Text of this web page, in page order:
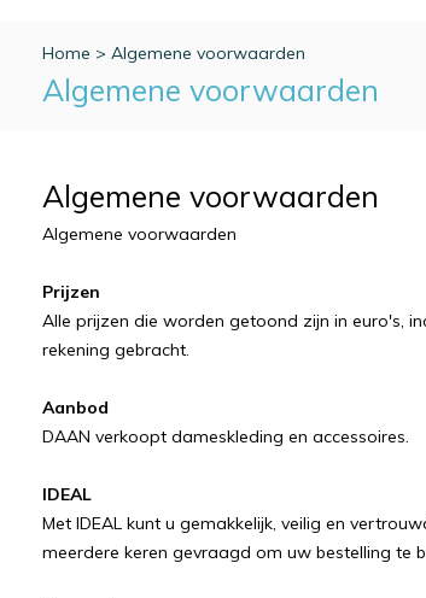
Home > Algemene voorwaarden
Algemene voorwaarden
Algemene voorwaarden
Algemene voorwaarden
Prijzen
Alle prijzen die worden getoond zijn in euro's,
rekening gebracht.
Aanbod
DAAN verkoopt dameskleding en accessoires.
IDEAL
Met IDEAL kunt u gemakkelijk, veilig en
meerdere keren gevraagd om uw bestelling te